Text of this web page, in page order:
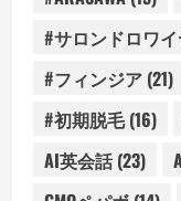
#サロンドロワ
#フィンジア (21)
#初期脱毛(16)
AI英会話(23)